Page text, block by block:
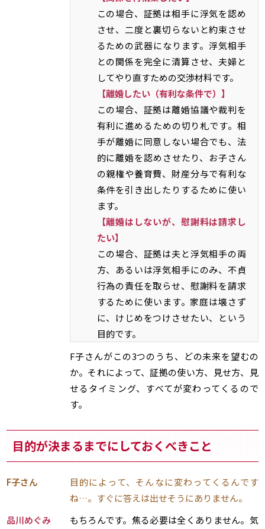
この場合、証拠は相手に浮気を認め
させ、二度と裏切らないと約束させ
るための武器になります。浮気相手
との関係を完全に清算させ、夫婦と
してやり直すための交渉材料です。
【離婚したい（有利な条件で）】
この場合、証拠は離婚協議や裁判を
有利に進めるための切り札です。相
手が離婚に同意しない場合でも、法
的に離婚を認めさせたり、お子さん
の親権や養育費、財産分与で有利な
条件を引き出したりするために使い
ます。
【離婚はしないが、慰謝料は請求し
たい】
この場合、証拠は夫と浮気相手の両
方、あるいは浮気相手にのみ、不貞
行為の責任を取らせ、慰謝料を請求
するために使います。家庭は壊さず
に、けじめをつけさせたい、という
目的です。
F子さんがこの3つのうち、どの未来を望むの
か。それによって、証拠の使い方、見せ方、見
せるタイミング、すべてが変わってくるので
す。
目的が決まるまでにしておくべきこと
F子さん
目的によって、そんなに変わってくるんです
ね…。すぐに答えは出せそうにありません。
品川めぐみ
もちろんです。焦る必要は全くありません。気